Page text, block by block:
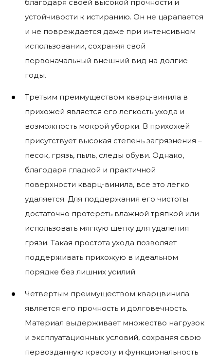
благодаря своей высокой прочности и
устойчивости к истиранию. Он не царапается
и не повреждается даже при интенсивном
использовании, сохраняя свой
первоначальный внешний вид на долгие
годы.
Третьим преимуществом кварц-винила в
прихожей является его легкость ухода и
возможность мокрой уборки. В прихожей
присутствует высокая степень загрязнения –
песок, грязь, пыль, следы обуви. Однако,
благодаря гладкой и практичной
поверхности кварц-винила, все это легко
удаляется. Для поддержания его чистоты
достаточно протереть влажной тряпкой или
использовать мягкую щетку для удаления
грязи. Такая простота ухода позволяет
поддерживать прихожую в идеальном
порядке без лишних усилий.
Четвертым преимуществом кварцвинила
является его прочность и долговечность.
Материал выдерживает множество нагрузок
и эксплуатационных условий, сохраняя свою
первозданную красоту и функциональность